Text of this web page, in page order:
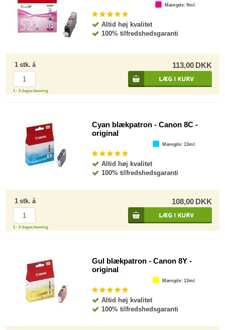
Mængde: 9ml.
Altid høj kvalitet
100% tilfredshedsgaranti
1 stk. á 113,00 DKK
1 - 2 dages levering
Cyan blækpatron - Canon 8C -
original
Mængde: 13ml.
Altid høj kvalitet
100% tilfredshedsgaranti
1 stk. á 108,00 DKK
1 - 2 dages levering
Gul blækpatron - Canon 8Y -
original
Mængde: 13ml.
Altid høj kvalitet
100% tilfredshedsgaranti